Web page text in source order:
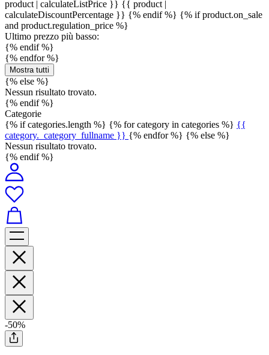
product | calculateListPrice }} {{ product |
calculateDiscountPercentage }} {% endif %} {% if product.on_sale
and product.regulation_price %}
Ultimo prezzo più basso:
{% endif %}
{% endfor %}
Mostra tutti
{% else %}
Nessun risultato trovato.
{% endif %}
Categorie
{% if categories.length %} {% for category in categories %} {{
category._category_fullname }} {% endfor %} {% else %}
Nessun risultato trovato.
{% endif %}
-50%